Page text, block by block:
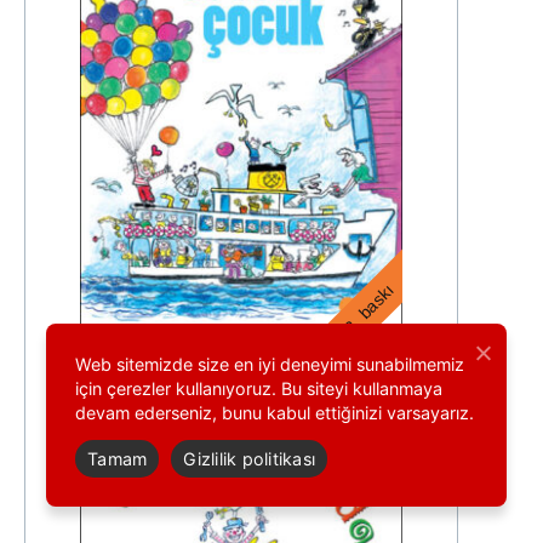
53. baskı
Web sitemizde size en iyi deneyimi sunabilmemiz
için çerezler kullanıyoruz. Bu siteyi kullanmaya
devam ederseniz, bunu kabul ettiğinizi varsayarız.
Tamam Gizlilik politikası